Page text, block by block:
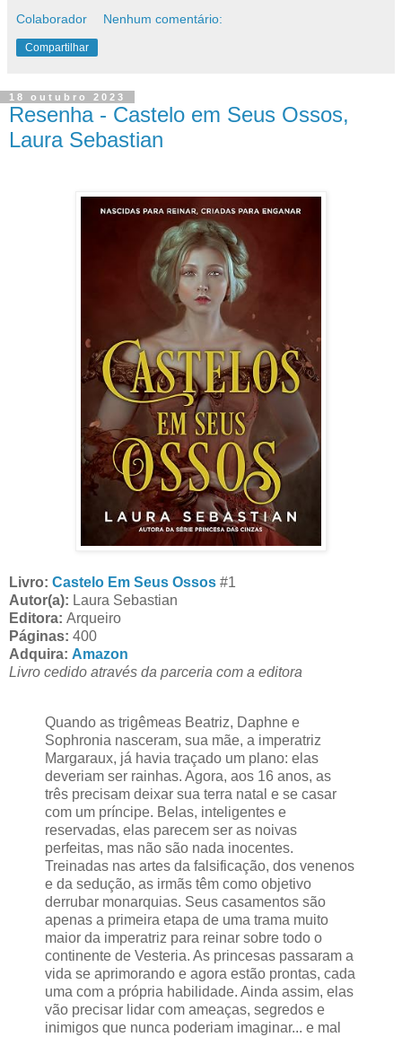
Colaborador Nenhum comentário:
Compartilhar
18 outubro 2023
Resenha - Castelo em Seus Ossos,
Laura Sebastian
Livro: Castelo Em Seus Ossos #1
Autor(a): Laura Sebastian
Editora: Arqueiro
Páginas: 400
Adquira: Amazon
Livro cedido através da parceria com a editora
Quando as trigêmeas Beatriz, Daphne e
Sophronia nasceram, sua mãe, a imperatriz
Margaraux, já havia traçado um plano: elas
deveriam ser rainhas. Agora, aos 16 anos, as
três precisam deixar sua terra natal e se casar
com um príncipe. Belas, inteligentes e
reservadas, elas parecem ser as noivas
perfeitas, mas não são nada inocentes.
Treinadas nas artes da falsificação, dos venenos
e da sedução, as irmãs têm como objetivo
derrubar monarquias. Seus casamentos são
apenas a primeira etapa de uma trama muito
maior da imperatriz para reinar sobre todo o
continente de Vesteria. As princesas passaram a
vida se aprimorando e agora estão prontas, cada
uma com a própria habilidade. Ainda assim, elas
vão precisar lidar com ameaças, segredos e
inimigos que nunca poderiam imaginar... e mal